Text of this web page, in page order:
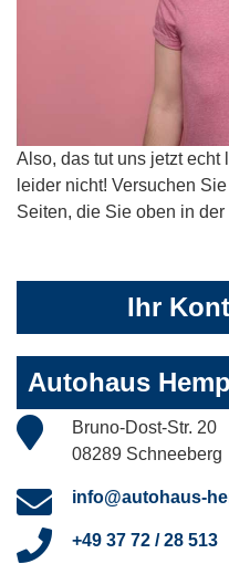
Also, das tut uns jetzt
leider nicht! Versuchen
Seiten, die Sie oben in
Ihr
Autohaus
Bruno-Dost-Str. 20
08289 Schneeberg
info@autohaus-
+49 37 72 / 28 513